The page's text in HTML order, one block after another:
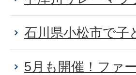
石川県小松市で子
5月も開催！ファ